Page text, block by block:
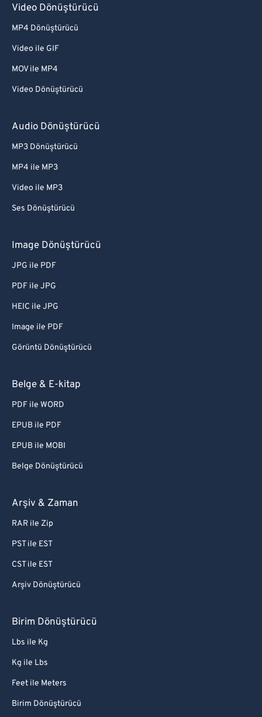
Video Dönüştürücü
MP4 Dönüştürücü
Video ile GIF
MOV ile MP4
Video Dönüştürücü
Audio Dönüştürücü
MP3 Dönüştürücü
MP4 ile MP3
Video ile MP3
Ses Dönüştürücü
Image Dönüştürücü
JPG ile PDF
PDF ile JPG
HEIC ile JPG
Image ile PDF
Görüntü Dönüştürücü
Belge & E-kitap
PDF ile WORD
EPUB ile PDF
EPUB ile MOBI
Belge Dönüştürücü
Arşiv & Zaman
RAR ile Zip
PST ile EST
CST ile EST
Arşiv Dönüştürücü
Birim Dönüştürücü
Lbs ile Kg
Kg ile Lbs
Feet ile Meters
Birim Dönüştürücü